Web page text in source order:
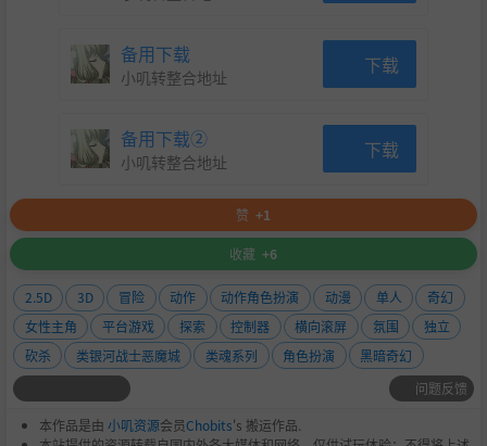
备用下载
小叽转整合地址 下载
备用下载②
小叽转整合地址 下载
赞 +1
收藏 +6
2.5D 3D 冒险 动作 动作角色扮演 动漫 单人
奇幻
女性主角
平台游戏 探索 控制器 横向滚屏 氛围
独立
砍杀
类银河战士恶魔城 类魂系列 角色扮演
黑暗奇幻
问题反馈
本作品是由 小叽资源会员Chobits's 搬运作品.